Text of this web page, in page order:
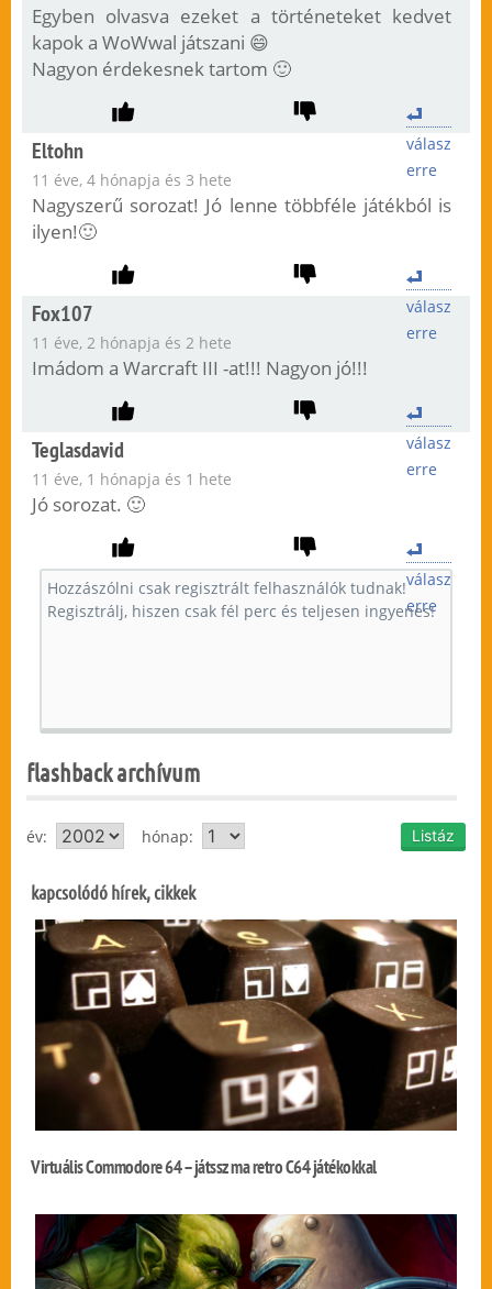
Egyben olvasva ezeket a történeteket kedvet
kapok a WoWwal játszani 😄
Nagyon érdekesnek tartom 🙂
válasz
erre
Eltohn
11 éve, 4 hónapja és 3 hete
Nagyszerű sorozat! Jó lenne többféle játékból is
ilyen!🙂
válasz
erre
Fox107
11 éve, 2 hónapja és 2 hete
Imádom a Warcraft III -at!!! Nagyon jó!!!
válasz
erre
Teglasdavid
11 éve, 1 hónapja és 1 hete
Jó sorozat. 🙂
válasz
erre
flashback archívum
év: hónap:
kapcsolódó hírek, cikkek
Virtuális Commodore 64 – játssz ma retro C64 játékokkal